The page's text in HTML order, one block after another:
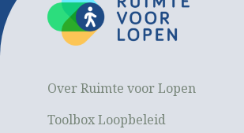
Over Ruimte voor Lopen
Toolbox Loopbeleid